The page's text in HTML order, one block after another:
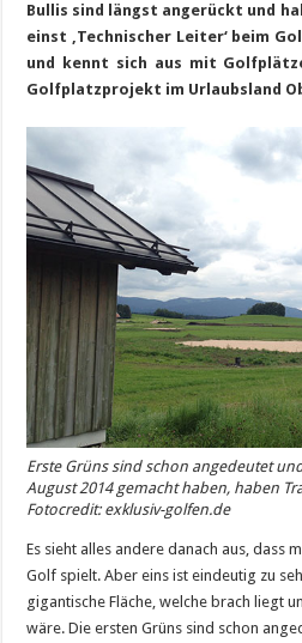
Bullis sind längst angerückt und
einst ‚Technischer Leiter‘ beim
und kennt sich aus mit
Golfplatzprojekt im Urlaubsland
Erste Grüns sind schon angedeutet
August 2014 gemacht haben, haben
Fotocredit: exklusiv-golfen.de
Es sieht alles andere danach aus, dass
Golf spielt. Aber eins ist eindeutig zu
gigantische Fläche, welche brach liegt
wäre. Die ersten Grüns sind schon